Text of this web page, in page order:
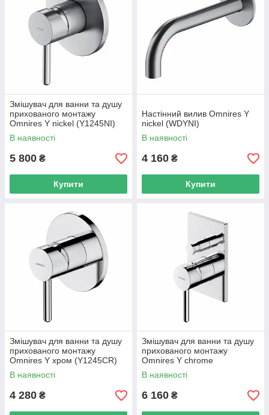
Змішувач для ванни та душу
прихованого монтажу
Omnires Y nickel (Y1245NI)
В наявності
5 800 ₴
Купити
Настінний вилив Omnires Y
nickel (WDYNI)
В наявності
4 160 ₴
Купити
Змішувач для ванни та душу
прихованого монтажу
Omnires Y хром (Y1245CR)
В наявності
4 280 ₴
Змішувач для ванни та душу
прихованого монтажу
Omnires Y chrome
(Y1235/KCR)
В наявності
6 160 ₴